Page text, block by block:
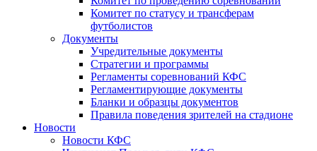
Комитет по статусу и трансферам
футболистов
Документы
Учредительные документы
Стратегии и программы
Регламенты соревнований КФС
Регламентирующие документы
Бланки и образцы документов
Правила поведения зрителей на стадионе
Новости
Новости КФС